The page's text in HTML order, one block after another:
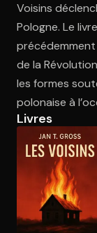
Voisins
Pologne. Le
précédemment
de la
les formes
polonaise à
Livres